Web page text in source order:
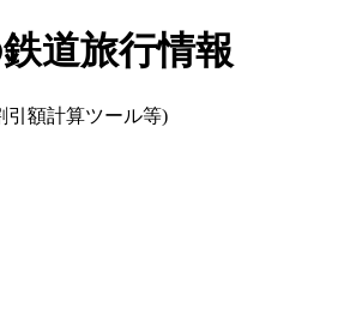
道旅行情報
引額計算ツール等)